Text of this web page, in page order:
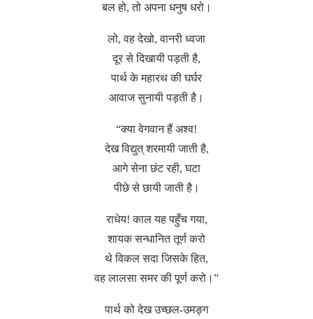
बल हो, तो अपना धनुष धरो।
लो, वह देखो, वानरी ध्वजा
दूर से दिखायी पड़ती है,
पार्थ के महारथ की घर्घर
आवाज सुनायी पड़ती है।
“क्या वेगवान हैं अश्व!
देख विद्युत् शरमायी जाती है,
आगे सेना छंट रही, घटा
पीछे से छायी जाती है।
राधेय! काल यह पहुँच गया,
शायक सन्धानित तूर्ण करो
थे विकल सदा जिसके हित,
वह लालसा समर की पूर्ण करो।”
पार्थ को देख उच्छल-उमङ्ग